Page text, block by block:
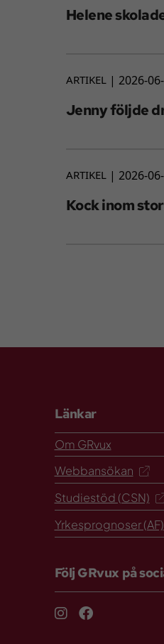
Helene
ARTIKEL 2026-
Jenny följde
ARTIKEL 2026-
Kock inom
Länkar
Om GRvux
Webbansökan
Studiestöd (CSN)
Yrkesprognoser (AF)
Följ GRvux på
InstagramFacebook